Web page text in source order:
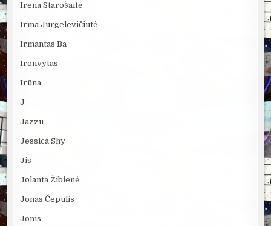
Irena Starošaitė
Irma Jurgelevičiūtė
Irmantas Ba
Ironvytas
Irūna
J
Jazzu
Jessica Shy
Jis
Jolanta Žibienė
Jonas Čepulis
Jonis